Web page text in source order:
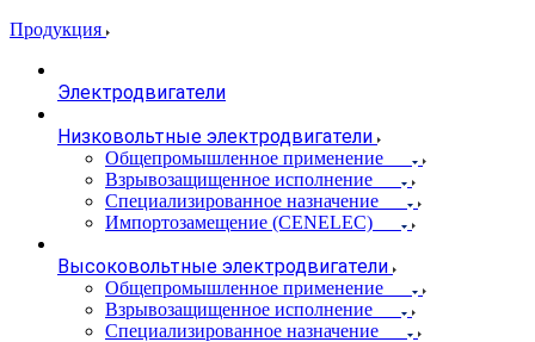
Продукция
Электродвигатели
Низковольтные электродвигатели
Общепромышленное применение
Взрывозащищенное исполнение
Специализированное назначение
Импортозамещение (CENELEC)
Высоковольтные электродвигатели
Общепромышленное применение
Взрывозащищенное исполнение
Специализированное назначение